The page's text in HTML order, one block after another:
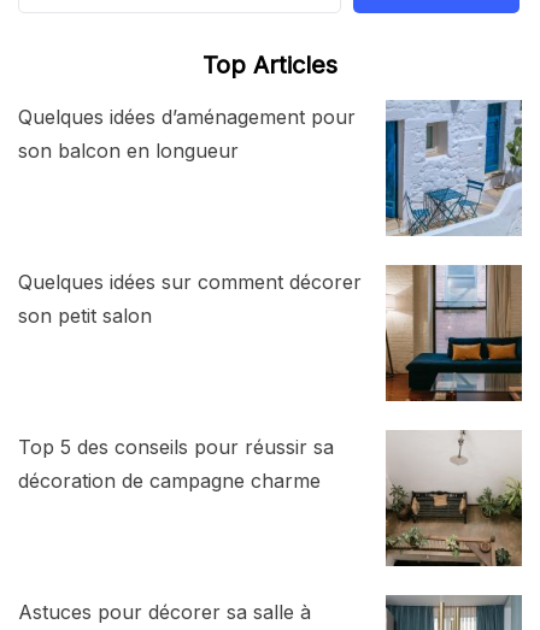
Top Articles
Quelques idées d’aménagement pour
son balcon en longueur
Quelques idées sur comment décorer
son petit salon
Top 5 des conseils pour réussir sa
décoration de campagne charme
Astuces pour décorer sa salle à